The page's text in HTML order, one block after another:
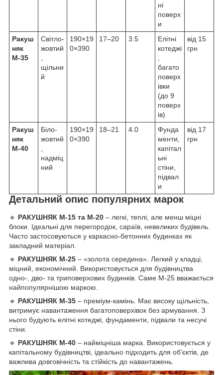
ні
поверх
и
Ракуш
няк
М-35
Світло-
жовтий
щільни
й
190×19
0×390
17–20 3.5
Елітні
котеджі
багато
поверх
івки
(до 9
поверх
ів)
від 15
грн
Ракуш
няк
М-40
Біло-
жовтий
надміц
ний
190×19
0×390
18–21 4.0
Фунда
менти,
капітал
ьні
стіни,
підвал
и
від 17
грн
Детальний опис популярних марок
🔹 РАКУШНЯК М-15 та М-20 – легкі, теплі, але менш міцні
блоки. Ідеальні для перегородок, сараїв, невеликих будівель.
Часто застосовуються у каркасно-бетонних будинках як
закладний матеріал.
🔹 РАКУШНЯК М-25 – «золота середина». Легкий у кладці,
міцний, економічний. Використовується для будівництва
одно-, дво- та триповерхових будинків. Саме М-25 вважається
найпопулярнішою маркою.
🔹 РАКУШНЯК М-35 – преміум-камінь. Має високу щільність,
витримує навантаження багатоповерхівок без армування. З
нього будують елітні котеджі, фундаменти, підвали та несучі
стіни.
🔹 РАКУШНЯК М-40 – найміцніша марка. Використовується у
капітальному будівництві, ідеально підходить для об’єктів, де
важлива довговічність та стійкість до навантажень.